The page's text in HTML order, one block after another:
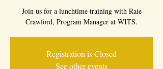
Join us for a lunchtime training with Raie
Crawford, Program Manager at WITS.
Registration is Closed
See other events